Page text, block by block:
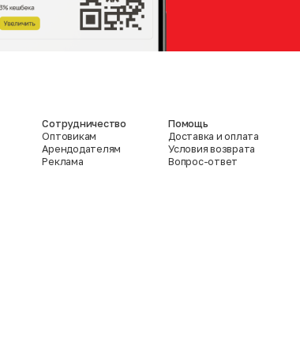
Сотрудничество
Оптовикам
Арендодателям
Реклама
Помощь
Доставка и оплата
Условия возврата
Вопрос-ответ